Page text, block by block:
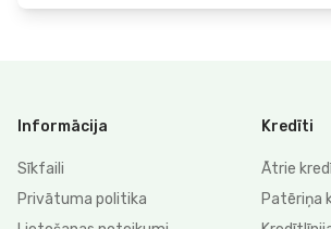
Informācija
Sīkfaili
Privātuma politika
Kredīti
Ātrie
Patēriņa